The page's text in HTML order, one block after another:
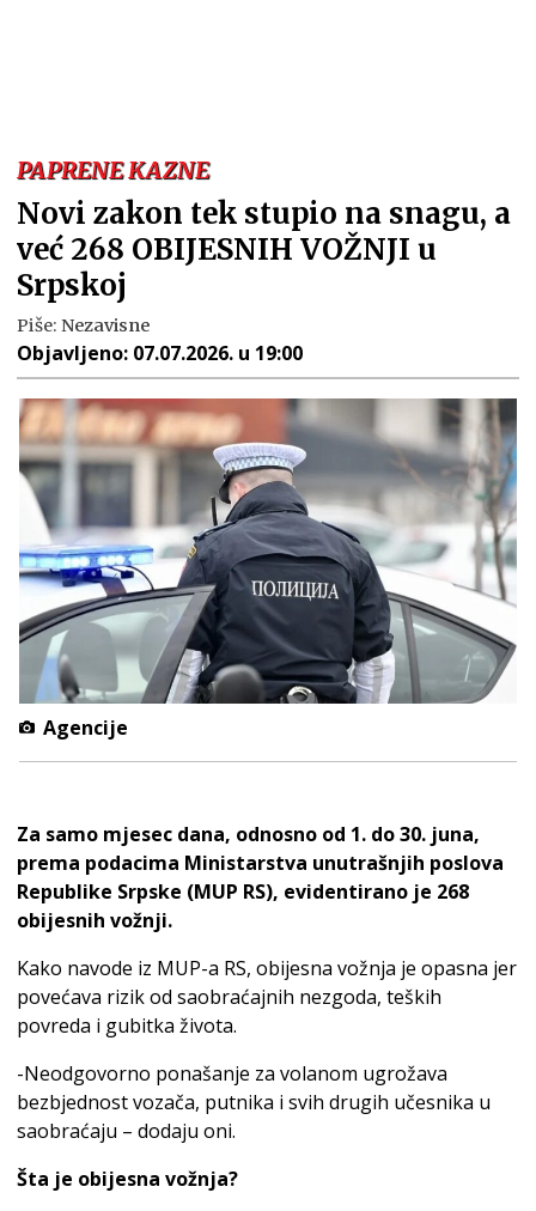
PAPRENE KAZNE
Novi zakon tek stupio na snagu, a
već 268 OBIJESNIH VOŽNJI u
Srpskoj
Piše: Nezavisne
Objavljeno: 07.07.2026. u 19:00
Agencije
Za samo mjesec dana, odnosno od 1. do 30. juna,
prema podacima Ministarstva unutrašnjih poslova
Republike Srpske (MUP RS), evidentirano je 268
obijesnih vožnji.
Kako navode iz MUP-a RS, obijesna vožnja je opasna jer
povećava rizik od saobraćajnih nezgoda, teških
povreda i gubitka života.
-Neodgovorno ponašanje za volanom ugrožava
bezbjednost vozača, putnika i svih drugih učesnika u
saobraćaju – dodaju oni.
Šta je obijesna vožnja?